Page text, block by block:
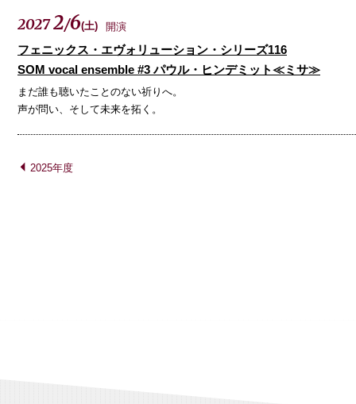
20272/6(土) 開演
フェニックス・エヴォリューション・シリーズ116
SOM vocal ensemble #3 パウル・ヒンデミット≪ミサ≫
まだ誰も聴いたことのない祈りへ。
声が問い、そして未来を拓く。
2025年度